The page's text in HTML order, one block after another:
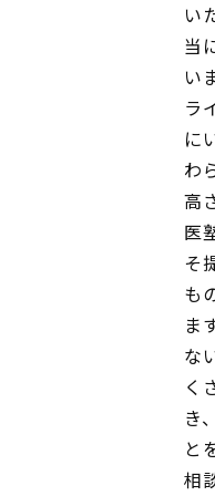
い
当
い
ラ
に
わ
高
医
そ
も
ま
な
く
き
と
相